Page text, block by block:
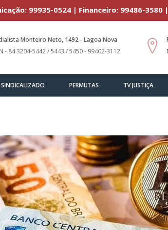
99935-0524 | Financeiro: 99486-
Monteiro Neto, 1492 - Lagoa Nova
- 84 3204-5442 / 5443 / 5450 - 99402-3112
PERMUTAS TV JUSTIÇA